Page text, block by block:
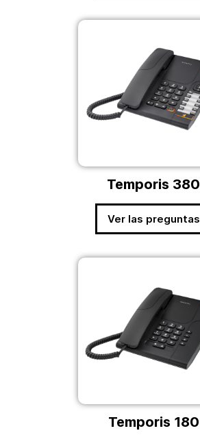
Temporis 380
Ver las preguntas
Temporis 180